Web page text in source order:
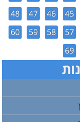
45
46
47
48
57
58
59
60
69